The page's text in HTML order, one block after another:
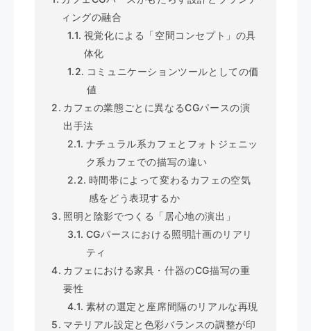
ィングの融合
視覚化による「空間コンセプト」の具
体化
コミュニケーションツールとしての価
値
カフェの業態ごとに異なるCGパースの演
出手法
ナチュラル系カフェとフォトジェニッ
ク系カフェでの描写の違い
時間帯によって変わるカフェの空気
感をどう表現するか
照明と陰影でつくる「居心地の演出」
CGパースにおける照明計画のリアリ
ティ
カフェにおける家具・什器のCG描写の重
要性
素材の選定と座席間隔のリアルな再現
マテリアル設定と色彩バランスの調整が印